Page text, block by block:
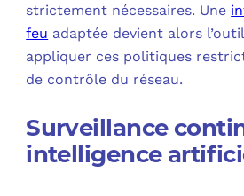
strictement nécessaires. Une
feu adaptée devient alors
appliquer ces politiques
de contrôle du réseau.
Surveillance
intelligence